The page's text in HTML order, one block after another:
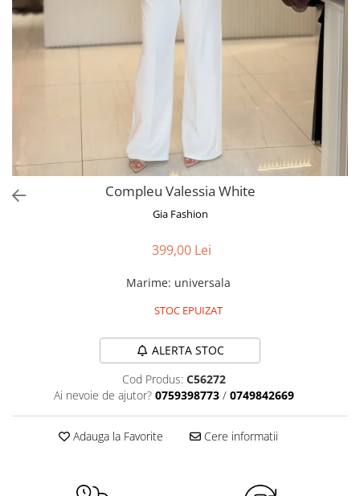
Bluze
Pantaloni
Tricouri
Traditional
Compleu Valessia White
Gia Fashion
399,00 Lei
Marime: universala
STOC EPUIZAT
ALERTA STOC
Cod Produs: C56272
Ai nevoie de ajutor? 0759398773 / 0749842669
Adauga la Favorite Cere informatii